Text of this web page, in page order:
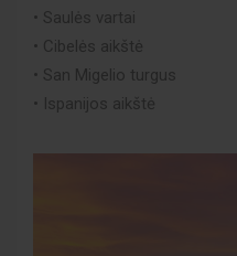
• Saulės vartai
• Cibelės aikštė
• San Migelio turgus
• Ispanijos aikštė